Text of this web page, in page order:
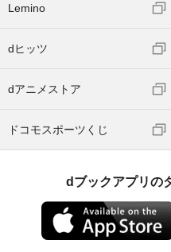
Lemino
dヒッツ
dアニメストア
ドコモスポーツくじ
dブックアプリの